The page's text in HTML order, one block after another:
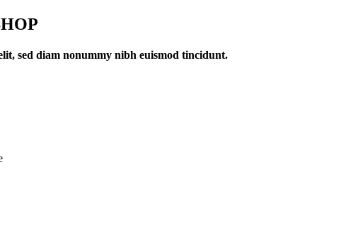
sed diam nonummy nibh euismod tincidunt.